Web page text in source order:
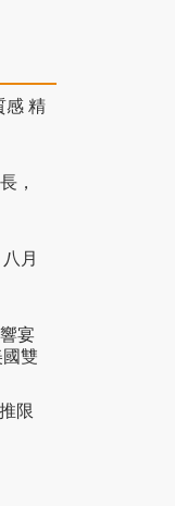
感 精
，
月
宴
雙
限